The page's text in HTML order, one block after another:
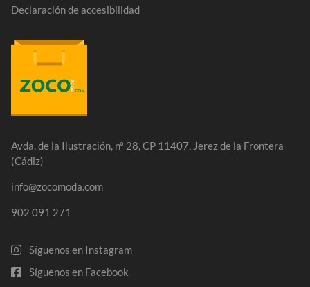
Declaración de accesibilidad
Avda. de la Ilustración, nº 28, CP 11407, Jerez de la Frontera
(Cádiz)
info@zocomoda.com
902 091 271
Síguenos en Instagram
Síguenos en Facebook